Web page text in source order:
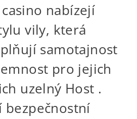
nabízejí
vily, která
samotajnost
pro jejich
uzelný Host .
bezpečnostní